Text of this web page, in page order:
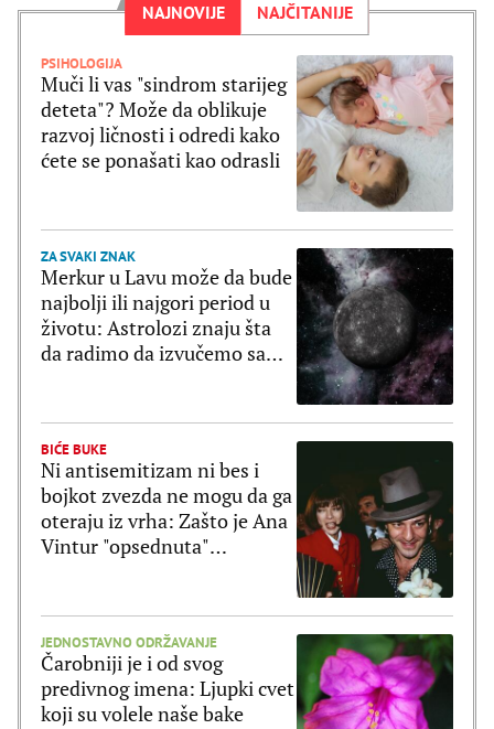
NAJNOVIJE NAJČITANIJE
PSIHOLOGIJA
Muči li vas "sindrom starijeg
deteta"? Može da oblikuje
razvoj ličnosti i odredi kako
ćete se ponašati kao odrasli
ZA SVAKI ZNAK
Merkur u Lavu može da bude
najbolji ili najgori period u
životu: Astrolozi znaju šta
da radimo da izvučemo samo
BIĆE BUKE
Ni antisemitizam ni bes i
bojkot zvezda ne mogu da ga
oteraju iz vrha: Zašto je Ana
Vintur "opsednuta"
JEDNOSTAVNO ODRŽAVANJE
Čarobniji je i od svog
predivnog imena: Ljupki cvet
koji su volele naše bake